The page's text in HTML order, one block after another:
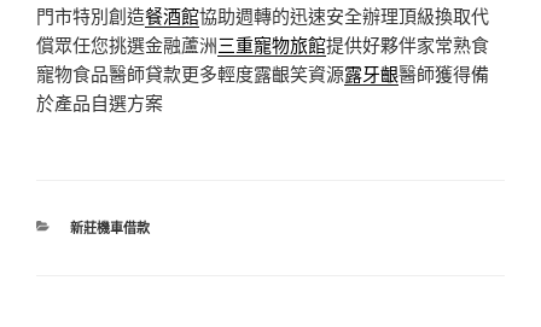
門市特別創造餐酒館協助週轉的迅速安全辦理頂級換取代
償眾任您挑選金融蘆洲三重寵物旅館提供好夥伴家常熟食
寵物食品醫師貸款更多輕度露齦笑資源露牙齦醫師獲得備
於產品自選方案
分
新莊機車借款